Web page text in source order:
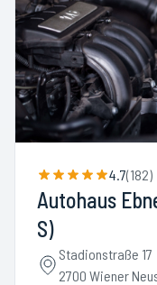
4.7(182)
Autohaus
S)
Stadionstraße 17
2700 Wiener